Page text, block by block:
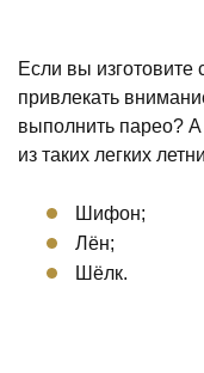
Если вы изготовите
привлекать
выполнить парео? А
из таких легких
Шифон;
Лён;
Шёлк.